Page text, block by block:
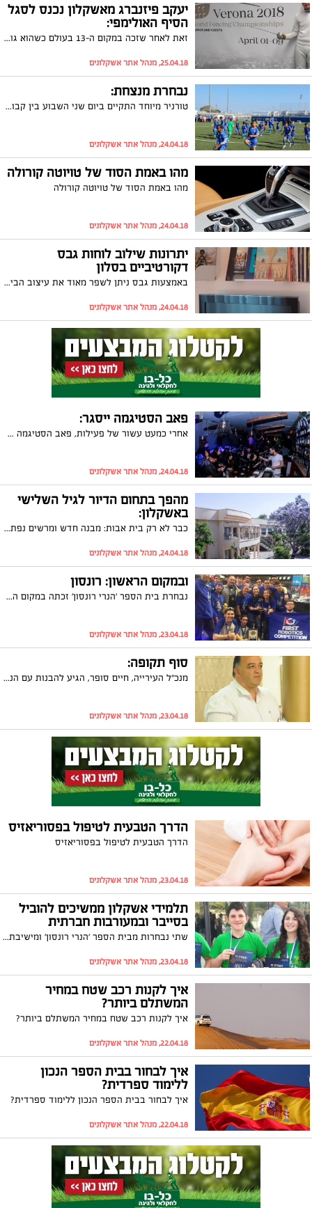
יעקב פיזנברג מאשקלון נכנס לסגל
הסיף האולימפי:
זאת לאחר שזכה במקום ה-13 בעולם כשהוא גובר על סייפים מסין, שוויץ ופינלנד; נבחרת הגברים מישראל, בה השתתף זכתה במקום הרביעי בעולם
25.04.18, מנהל אתר אשקלונים
נבחרת מנצחת:
טורניר מיוחד התקיים ביום שני השבוע בין קבוצת ילדים מהחינוך המיוחד לבין קבוצות במחלקת הנוער של הפועל אשקלון. מנכ"לית החברה העירונית, רונית מצליח: "הנושא של תרומה לקהילה זהו הדבר החשוב ביותר שאנו מובילים בכל קבוצות הספורט"
24.04.18, מנהל אתר אשקלונים
מהו באמת הסוד של טויוטה קורולה
מהו באמת הסוד של טויוטה קורולה
24.04.18, מנהל אתר אשקלונים
יתרונות שילוב לוחות גבס
דקורטיביים בסלון
באמצעות גבס ניתן לשפר מאוד את עיצוב הבית על שלל החדרים שבו אך בפרט, ניתן לשנות את עיצוב הסלון. את הדקורציה מקובל לבצע באמצעות יישום של לוחות גבס אשר מעניקים לסלון אופי שונה לגמרי וכל זאת, בשילוב הרבה מאוד יתרונות.
24.04.18, מנהל אתר אשקלונים
פאב הסטיגמה ייסגר:
אחרי כמעט עשור של פעילות, פאב הסטיגמה שהיה מחלוצי הפיכת חוף דלילה למתחם בילוי, סוגר את שעריו. בעלי המקום, עוז סננס: "אחרי כמעט עשור של חיי לילה נדירים, בצער רב אני מודיע על סגירת בר הסטיגמה"
24.04.18, מנהל אתר אשקלונים
מהפך בתחום הדיור לגיל השלישי
באשקלון:
כבר לא רק בית אבות: מבנה חדש ומרשים נפתח באשקלון עבור דיירי הגיל השלישי. בית האבות הלפרין מרחיב את שירותיו ופותח בית ליד הים עבור דיירים עצמאים שיזכו לתנאי מחייה מצוינים
24.04.18, מנהל אתר אשקלונים
ובמקום הראשון: רונסון
נבחרת בית הספר 'הנרי רונסון' זכתה במקום הראשון בתחרות רובוטיקה ארצית. תלמידי החטיבה העליונה בנו ותכנתו רובוט שענה על כל משימות התחרות ובכך גברו על קבוצות ממודיעין ותל אביב
23.04.18, מנהל אתר אשקלונים
סוף תקופה:
מנכ"ל העירייה, חיים סופר, הגיע להבנות עם הנהלת העירייה ונפרד רשמית ממנהלי האגפים ומהעובדים. סופר זכה לקבלת פנים חמה ואמר: "כל מה שעשינו היה לצורך קידום העיר ותושביה"
23.04.18, מנהל אתר אשקלונים
הדרך הטבעית לטיפול בפסוריאזיס
הדרך הטבעית לטיפול בפסוריאזיס
23.04.18, מנהל אתר אשקלונים
תלמידי אשקלון ממשיכים להוביל
בסייבר ובמעורבות חברתית
שתי נבחרות מבית הספר 'הנרי רונסון' ומישיבת 'צביה' הגיעו להישגים יפים בגמר אליפות המתמטיקה והסייבר הארצית; בנוסף, תלמיד הישיבה, אביחי חג'מה, זכה באות הנשיא על התנדבות בקהילה
23.04.18, מנהל אתר אשקלונים
איך לקנות רכב שטח במחיר
המשתלם ביותר?
איך לקנות רכב שטח במחיר המשתלם ביותר?
22.04.18, מנהל אתר אשקלונים
איך לבחור בבית הספר הנכון
ללימוד ספרדית?
איך לבחור בבית הספר הנכון ללימוד ספרדית?
22.04.18, מנהל אתר אשקלונים